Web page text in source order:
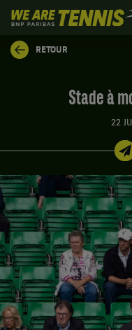
We
are
Tennis
by
RETOUR
Stade à
22